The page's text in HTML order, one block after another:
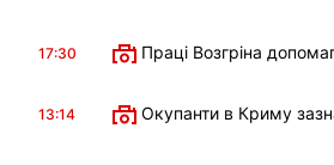
17:30 Праці Возгріна
13:14 Окупанти в Криму